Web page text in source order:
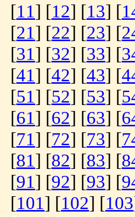
[11] [12] [13] [
[21] [22] [23] [
[31] [32] [33] [
[41] [42] [43] [
[51] [52] [53] [
[61] [62] [63] [
[71] [72] [73] [
[81] [82] [83] [
[91] [92] [93] [
[101] [102] [103